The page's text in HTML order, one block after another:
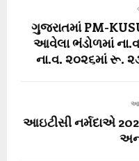
ગુજરાતમાં PM-
આવેલા ભંડોળમાં
ના.વ. ૨૦૨૬માં રૂ.
આઇટીસી નર્મદાએ